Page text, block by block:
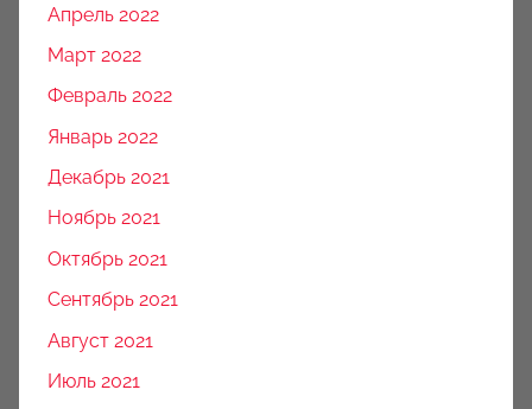
Апрель 2022
Март 2022
Февраль 2022
Январь 2022
Декабрь 2021
Ноябрь 2021
Октябрь 2021
Сентябрь 2021
Август 2021
Июль 2021